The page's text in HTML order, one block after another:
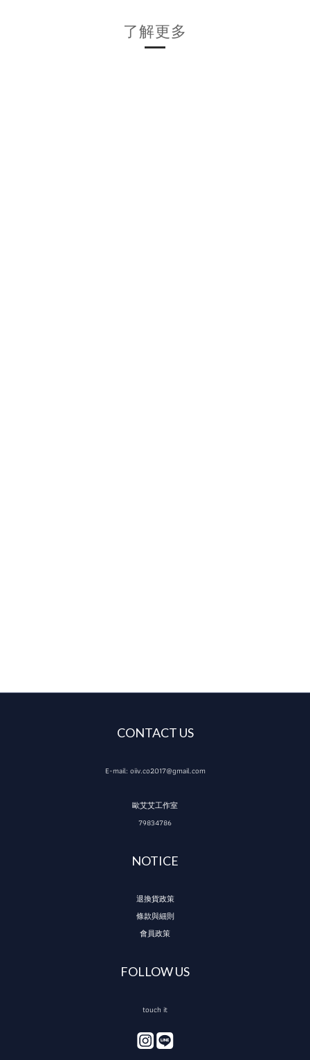
了解更多
CONTACT US
E-mail: oiiv.co2017@gmail.com
歐艾艾工作室
79834786
NOTICE
退換貨政策
條款與細則
會員政策
FOLLOW US
touch it